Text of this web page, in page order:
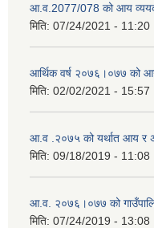
आ.व.2077/078 को आय
मिति: 07/24/2021 - 11:20
आर्थिक वर्ष २०७६।०७७ को
मिति: 02/02/2021 - 15:57
आ.व .२०७५ को यर्थात आय र
मिति: 09/18/2019 - 11:08
आ.व. २०७६।०७७ को
मिति: 07/24/2019 - 13:08